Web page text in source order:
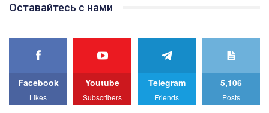
best video, representing programme for the development of
We appeal to your support and ask to help us implement our plan
All you have to do is to press "Like" below the video.
Эмоционально сильный ролик от команды "Гей-альянс
Оставайтесь с нами
Facebook
Likes
Youtube
Subscribers
Telegram
Friends
5,106
Posts